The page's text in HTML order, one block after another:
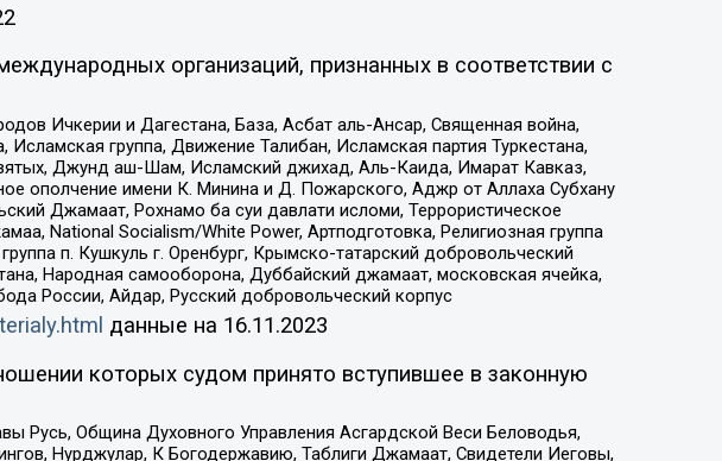
организаций, признанных в соответствии с
Ичкерии и Дагестана, База, Асбат аль-Ансар, Священная война,
группа, Движение Талибан, Исламская партия Туркестана,
Джунд аш-Шам, Исламский джихад, Аль-Каида, Имарат Кавказ,
ополчение имени К. Минина и Д. Пожарского, Аджр от Аллаха Субхану
Джамаат, Рохнамо ба суи давлати исломи, Террористическое
National Socialism/White Power, Артподготовка, Религиозная группа
п. Кушкуль г. Оренбург, Крымско-татарский добровольческий
Народная самооборона, Дуббайский джамаат, московская ячейка,
России, Айдар, Русский добровольческий корпус
данные на 16.11.2023
которых судом принято вступившее в законную
Русь, Община Духовного Управления Асгардской Веси Беловодья,
Нурджулар, К Богодержавию, Таблиги Джамаат, Свидетели Иеговы,